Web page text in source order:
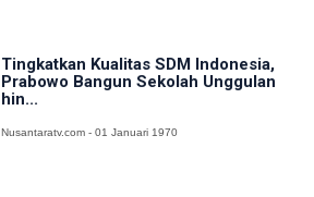
Tingkatkan Kualitas SDM Indonesia,
Prabowo Bangun Sekolah Unggulan
hin...
Nusantaratv.com - 01 Januari 1970